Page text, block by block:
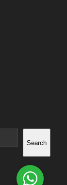
Search